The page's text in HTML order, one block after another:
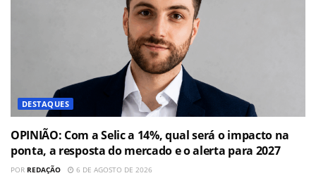
DESTAQUES
OPINIÃO: Com a Selic a 14%, qual será o impacto na
ponta, a resposta do mercado e o alerta para 2027
POR REDAÇÃO 6 DE AGOSTO DE 2026